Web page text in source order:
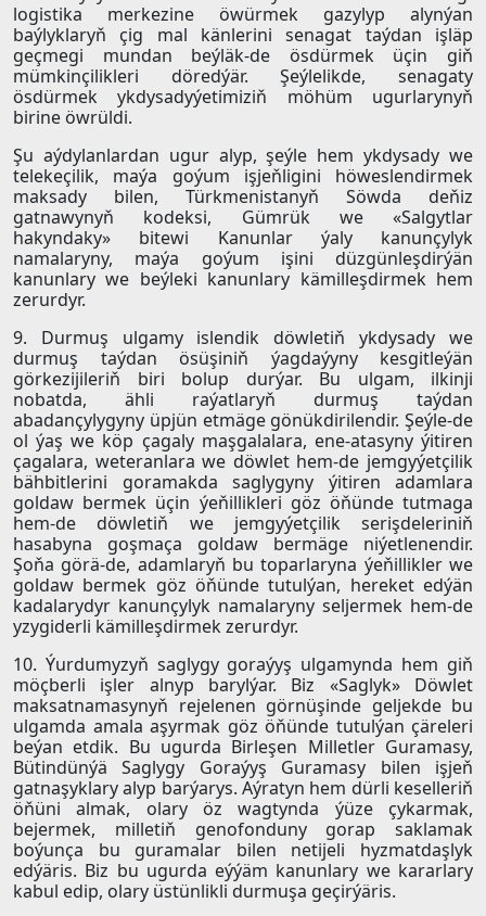
logistika merkezine öwürmek gazylyp alynýan
baýlyklaryň çig mal känlerini senagat taýdan işläp
geçmegi mundan beýläk-de ösdürmek üçin giň
mümkinçilikleri döredýär. Şeýlelikde, senagaty
ösdürmek ykdysadyýetimiziň möhüm ugurlarynyň
birine öwrüldi.
Şu aýdylanlardan ugur alyp, şeýle hem ykdysady we
telekeçilik, maýa goýum işjeňligini höweslendirmek
maksady bilen, Türkmenistanyň Söwda deňiz
gatnawynyň kodeksi, Gümrük we «Salgytlar
hakyndaky» bitewi Kanunlar ýaly kanunçylyk
namalaryny, maýa goýum işini düzgünleşdirýän
kanunlary we beýleki kanunlary kämilleşdirmek hem
zerurdyr.
9. Durmuş ulgamy islendik döwletiň ykdysady we
durmuş taýdan ösüşiniň ýagdaýyny kesgitleýän
görkezijileriň biri bolup durýar. Bu ulgam, ilkinji
nobatda, ähli raýatlaryň durmuş taýdan
abadançylygyny üpjün etmäge gönükdirilendir. Şeýle-de
ol ýaş we köp çagaly maşgalalara, ene-atasyny ýitiren
çagalara, weteranlara we döwlet hem-de jemgyýetçilik
bähbitlerini goramakda saglygyny ýitiren adamlara
goldaw bermek üçin ýeňillikleri göz öňünde tutmaga
hem-de döwletiň we jemgyýetçilik serişdeleriniň
hasabyna goşmaça goldaw bermäge niýetlenendir.
Şoňa görä-de, adamlaryň bu toparlaryna ýeňillikler we
goldaw bermek göz öňünde tutulýan, hereket edýän
kadalarydyr kanunçylyk namalaryny seljermek hem-de
yzygiderli kämilleşdirmek zerurdyr.
10. Ýurdumyzyň saglygy goraýyş ulgamynda hem giň
möçberli işler alnyp barylýar. Biz «Saglyk» Döwlet
maksatnamasynyň rejelenen görnüşinde geljekde bu
ulgamda amala aşyrmak göz öňünde tutulýan çäreleri
beýan etdik. Bu ugurda Birleşen Milletler Guramasy,
Bütindünýä Saglygy Goraýyş Guramasy bilen işjeň
gatnaşyklary alyp barýarys. Aýratyn hem dürli keselleriň
öňüni almak, olary öz wagtynda ýüze çykarmak,
bejermek, milletiň genofonduny gorap saklamak
boýunça bu guramalar bilen netijeli hyzmatdaşlyk
edýäris. Biz bu ugurda eýýäm kanunlary we kararlary
kabul edip, olary üstünlikli durmuşa geçirýäris.